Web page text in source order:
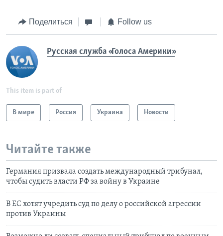
Поделиться Follow us
Русская служба «Голоса Америки»
This item is part of
В мире Россия Украина Новости
Читайте также
Германия призвала создать международный трибунал,
чтобы судить власти РФ за войну в Украине
В ЕС хотят учредить суд по делу о российской агрессии
против Украины